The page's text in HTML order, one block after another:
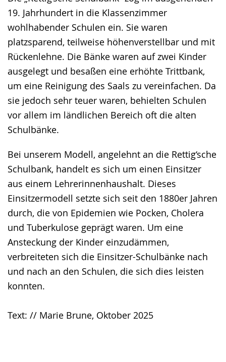
19. Jahrhundert in die Klassenzimmer
wohlhabender Schulen ein. Sie waren
platzsparend, teilweise höhenverstellbar und mit
Rückenlehne. Die Bänke waren auf zwei Kinder
ausgelegt und besaßen eine erhöhte Trittbank,
um eine Reinigung des Saals zu vereinfachen. Da
sie jedoch sehr teuer waren, behielten Schulen
vor allem im ländlichen Bereich oft die alten
Schulbänke.
Bei unserem Modell, angelehnt an die Rettig‘sche
Schulbank, handelt es sich um einen Einsitzer
aus einem Lehrerinnenhaushalt. Dieses
Einsitzermodell setzte sich seit den 1880er Jahren
durch, die von Epidemien wie Pocken, Cholera
und Tuberkulose geprägt waren. Um eine
Ansteckung der Kinder einzudämmen,
verbreiteten sich die Einsitzer-Schulbänke nach
und nach an den Schulen, die sich dies leisten
konnten.
Text: // Marie Brune, Oktober 2025